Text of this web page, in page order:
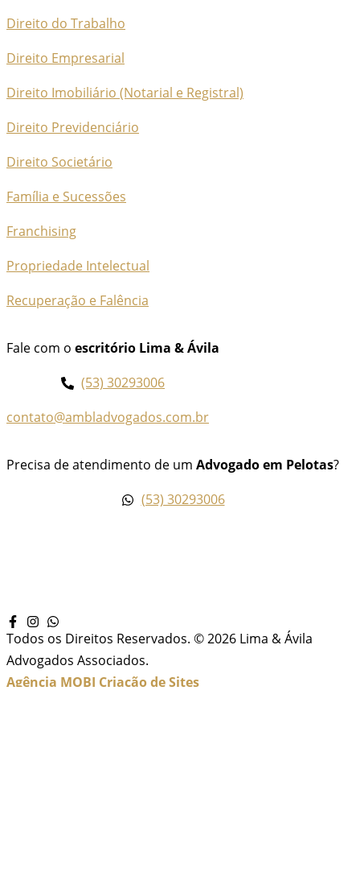
Direito do Trabalho
Direito Empresarial
Direito Imobiliário (Notarial e Registral)
Direito Previdenciário
Direito Societário
Família e Sucessões
Franchising
Propriedade Intelectual
Recuperação e Falência
Fale com o escritório Lima & Ávila
(53) 30293006
contato@ambladvogados.com.br
Precisa de atendimento de um Advogado em Pelotas?
(53) 30293006
Todos os Direitos Reservados. © 2026 Lima & Ávila
Advogados Associados.
Agência MOBI Criação de Sites